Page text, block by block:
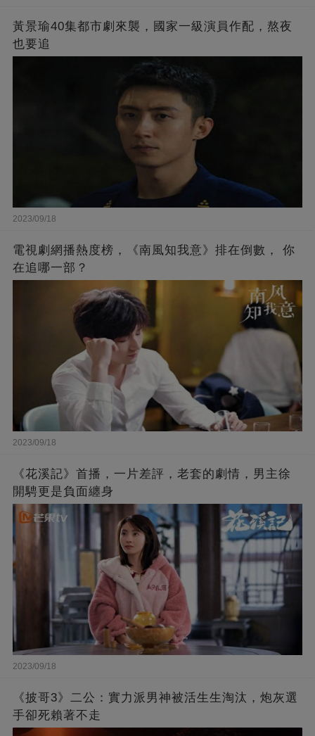
黃景瑜40集都市劇來襲，國家一級演員作配，熬夜
也要追
2023/09/18
電視劇網播熱度榜，《南風知我意》排在倒數， 你
在追哪一部？
2023/09/18
《花溪記》首播，一片差評，老套的劇情，男主徐
開騁更是負面纏身
2023/09/18
《披哥3》二公：實力派男神被活生生淘汰，炮灰選
手卻死賴著不走